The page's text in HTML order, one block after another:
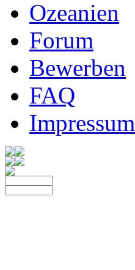
Ozeanien
Forum
Bewerben
FAQ
Impressum